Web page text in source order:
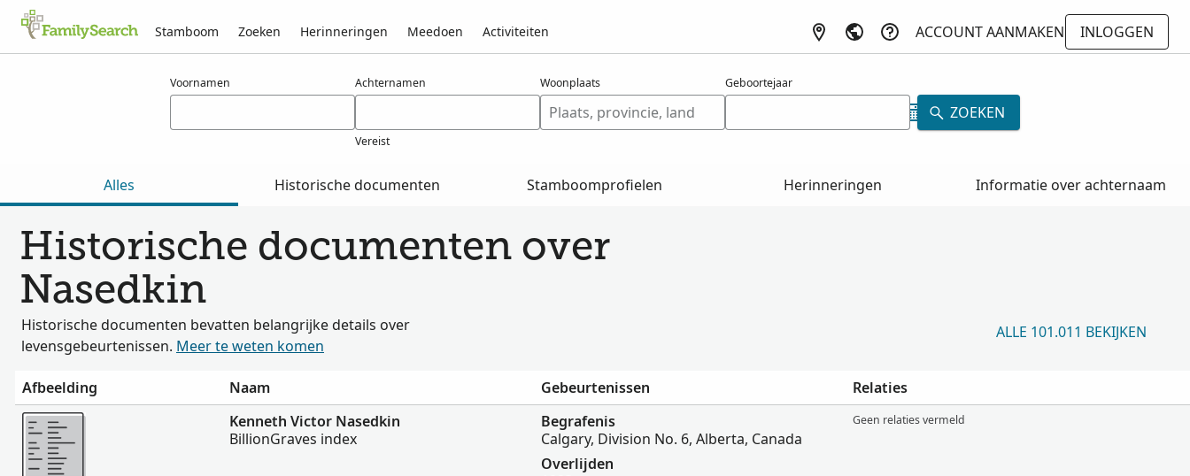
Stamboom Zoeken Herinneringen Meedoen Activiteiten ACCOUNT AANMAKEN
INLOGGEN
Voornamen Achternamen
Vereist
Woonplaats Geboortejaar
ZOEKEN
Alles Historische documenten Stamboomprofielen Herinneringen Informatie over achternaam
Historische documenten over
Nasedkin
Historische documenten bevatten belangrijke details over
levensgebeurtenissen. Meer te weten komen
ALLE 101.011 BEKIJKEN
Afbeelding Naam Gebeurtenissen
Relaties
Meer
Kenneth Victor Nasedkin
BillionGraves index
Begrafenis
Calgary, Division No. 6, Alberta, Canada
Overlijden
Geen relaties vermeld